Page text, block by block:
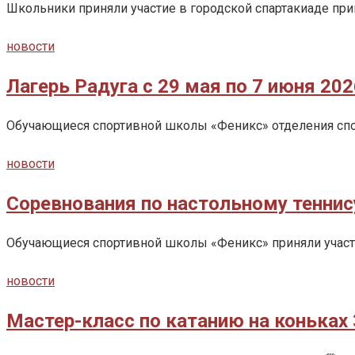
Школьники приняли участие в городской спартакиаде
новости
Лагерь Радуга с 29 мая по 7 июня
Обучающиеся спортивной школы «Феникс» отделения
новости
Соревнования по настольному
Обучающиеся спортивной школы «Феникс» приняли
новости
Мастер-класс по катанию на